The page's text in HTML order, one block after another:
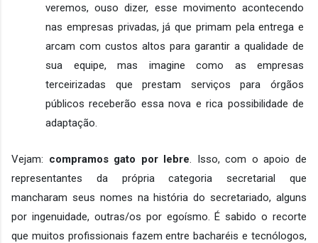
veremos, ouso dizer, esse movimento acontecendo
nas empresas privadas, já que primam pela entrega e
arcam com custos altos para garantir a qualidade de
sua equipe, mas imagine como as empresas
terceirizadas que prestam serviços para órgãos
públicos receberão essa nova e rica possibilidade de
adaptação.
Vejam: compramos gato por lebre . Isso, com o apoio de
representantes da própria categoria secretarial que
mancharam seus nomes na história do secretariado, alguns
por ingenuidade, outras/os por egoísmo. É sabido o recorte
que muitos profissionais fazem entre bacharéis e tecnólogos,